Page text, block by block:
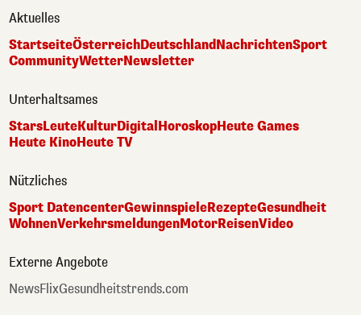
Aktuelles
StartseiteÖsterreichDeutschlandNachrichtenSport
CommunityWetterNewsletter
Unterhaltsames
StarsLeuteKulturDigital HoroskopHeute Games
Heute KinoHeute TV
Nützliches
Sport DatencenterGewinnspieleRezepteGesundheit
WohnenVerkehrsmeldungenMotorReisenVideo
Externe Angebote
NewsFlixGesundheitstrends.com